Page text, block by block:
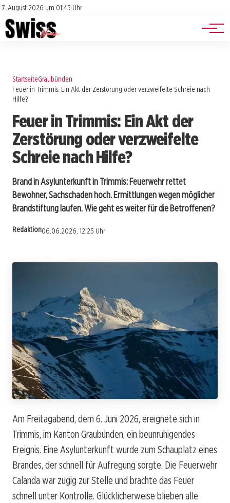
7. August 2026 um 01:45 Uhr
Impressum
Datenschutz
Jobs
Events
StartseiteGraubünden
Feuer in Trimmis: Ein Akt der Zerstörung oder verzweifelte Schreie nach
Hilfe?
Feuer in Trimmis: Ein Akt der
Zerstörung oder verzweifelte
Schreie nach Hilfe?
Brand in Asylunterkunft in Trimmis: Feuerwehr rettet
Bewohner, Sachschaden hoch. Ermittlungen wegen möglicher
Brandstiftung laufen. Wie geht es weiter für die Betroffenen?
Redaktion06.06.2026, 12:25 Uhr
Am Freitagabend, dem 6. Juni 2026, ereignete sich in
Trimmis, im Kanton Graubünden, ein beunruhigendes
Ereignis. Eine Asylunterkunft wurde zum Schauplatz eines
Brandes, der schnell für Aufregung sorgte. Die Feuerwehr
Calanda war zügig zur Stelle und brachte das Feuer
schnell unter Kontrolle. Glücklicherweise blieben alle